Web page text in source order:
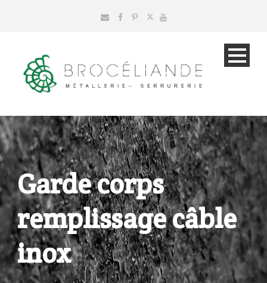
Garde corps
remplissage câble
inox